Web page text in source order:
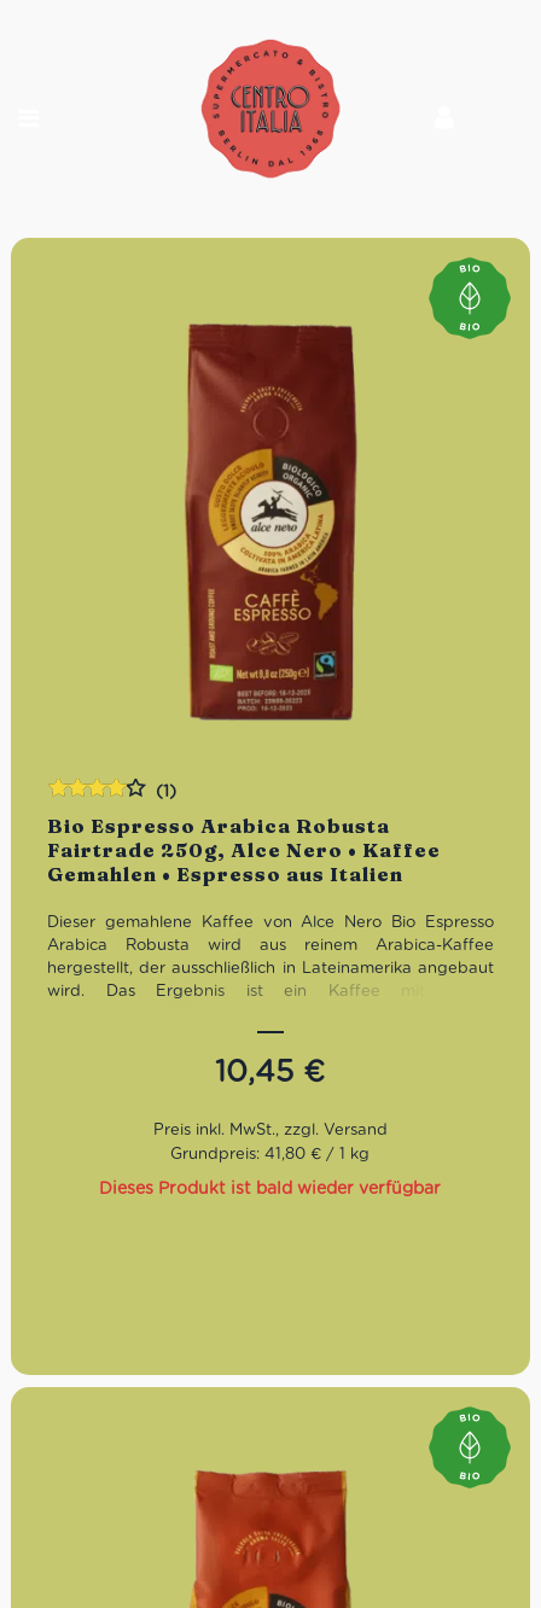
Bio Espresso Arabica Robusta
Fairtrade 250g, Alce Nero • Kaffee
Gemahlen • Espresso aus Italien
(1)
Dieser gemahlene Kaffee von Alce Nero Bio Espresso
Arabica Robusta wird aus reinem Arabica-Kaffee
hergestellt, der ausschließlich in Lateinamerika angebaut
wird. Das Ergebnis ist ein Kaffee mit einem
Geschmack mit Noten von Haselnüssen und Nüssen. Bio-
und Fairtrade zertifiziert.10,45 €
mit 4.00
von 5
Grundpreis: 41,80 € / 1 kg
Dieses Produkt ist bald wieder verfügbar